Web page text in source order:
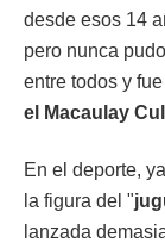
desde esos 14
pero nunca
entre todos y
el Macaulay
En el deporte,
la figura del "
lanzada